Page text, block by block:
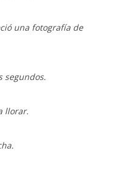
una fotografía de
segundos.
llorar.